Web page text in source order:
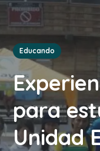
Educando
para
Unidad